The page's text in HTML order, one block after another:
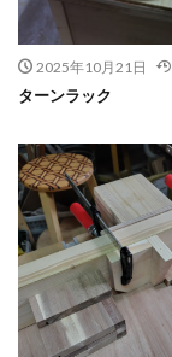
2025年10月21日
ターンラック